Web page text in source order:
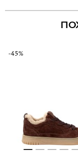
-45%